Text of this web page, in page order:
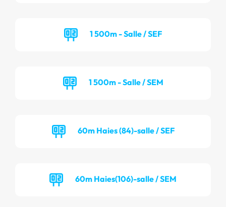
1 500m - Salle / SEF
1 500m - Salle / SEM
60m Haies (84)-salle / SEF
60m Haies(106)-salle / SEM